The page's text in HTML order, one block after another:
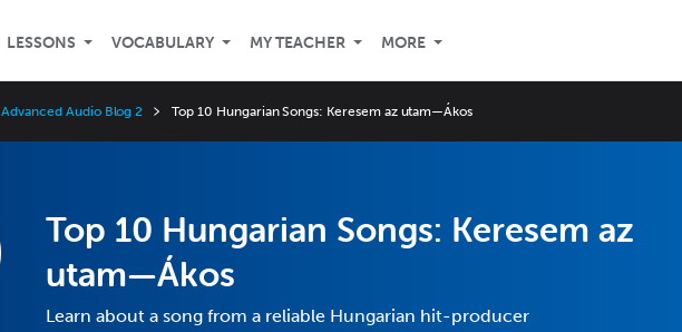
LESSONS VOCABULARY MY TEACHER MORE
Advanced Audio Blog 2 Top 10 Hungarian Songs: Keresem az utam—Ákos
Top 10 Hungarian Songs: Keresem az
utam—Ákos
Learn about a song from a reliable Hungarian hit-producer